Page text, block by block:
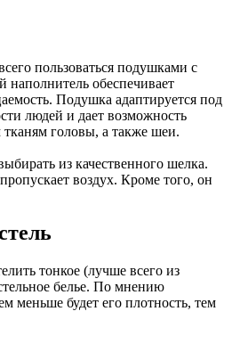
пользоваться подушками с
наполнитель обеспечивает
Подушка адаптируется под
людей и дает возможность
головы, а также шеи.
из качественного шелка.
воздух. Кроме того, он
тонкое (лучше всего из
белье. По мнению
меньше будет его плотность, тем